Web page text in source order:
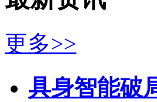
更多>>
具身智能破